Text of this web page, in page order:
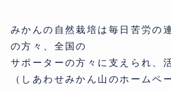
みかんの自然栽培は毎日苦労の
の方々、全国の
サポーターの方々に支えられ、
（しあわせみかん山のホームペ